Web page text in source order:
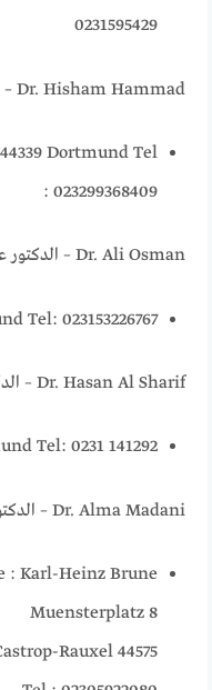
0231595429
Dr. Hisham Hammad – الدكتورهشام حماد
Dortmund Tel
: 023299368409
Dr. Ali Osman – الدكتور علي عثمان
Tel: 023153226767
Dr. Hasan Al Sharif – الدكتور حسان الشريف
Tel: 0231 141292
Dr. Alma Madani – الدكتورة الما مدني
: Karl-Heinz Brune
Muensterplatz 8
Rauxel 44575